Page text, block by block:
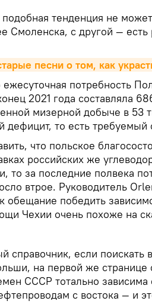
тенденция не
Смоленска, с другой — есть
песни о том, как
ежесуточная потребность
2021 года составляла
мизерной добыче в 53
дефицит, то есть
что польское
российских же
то за последние полвека
втрое. Руководитель
обещание победить
Чехии очень похоже на
справочник, если поискать
на первой же странице
СССР тотально зависима
с востока — и